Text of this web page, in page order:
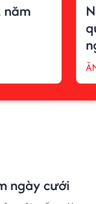
năm
ngày cưới